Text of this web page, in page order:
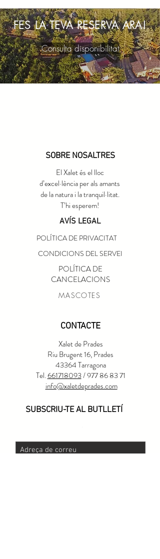
FES LA TEVA RESERVA ARA!
Consulta disponibilitat
SOBRE NOSALTRES
El Xalet és el lloc
d’excel·lència per als amants
de la natura i la tranquil·litat.
T’hi esperem!
AVÍS LEGAL
POLÍTICA DE PRIVACITAT
CONDICIONS DEL SERVEI
POLÍTICA DE
CANCELACIONS
MASCOTES
CONTACTE
Xalet de Prades
Riu Brugent 16, Prades
43364 Tarragona
Tel.661718093/ 977 86 83 71
info@xaletdeprades.com
SUBSCRIU-TE AL BUTLLETÍ